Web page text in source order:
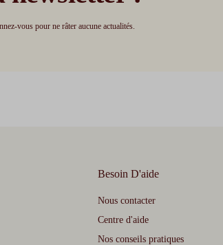
vous pour ne râter aucune actualités.
Besoin D'aide
Nous contacter
Centre d'aide
Nos conseils pratiques